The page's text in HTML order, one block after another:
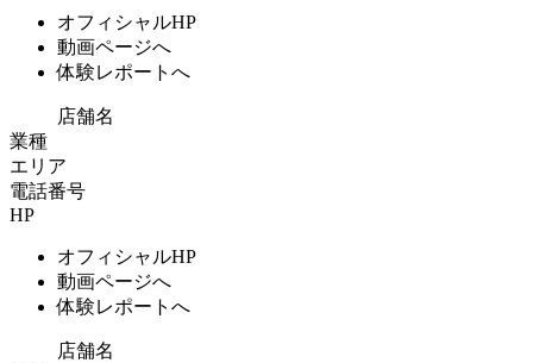
オフィシャルHP
動画ページへ
体験レポートへ
店舗名
業種
エリア
電話番号
HP
オフィシャルHP
動画ページへ
体験レポートへ
店舗名